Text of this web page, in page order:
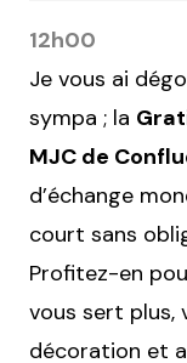
12h00
Je vous ai
sympa ; la
MJC de
d’échange
court sans
Profitez-en
vous sert plus,
décoration et